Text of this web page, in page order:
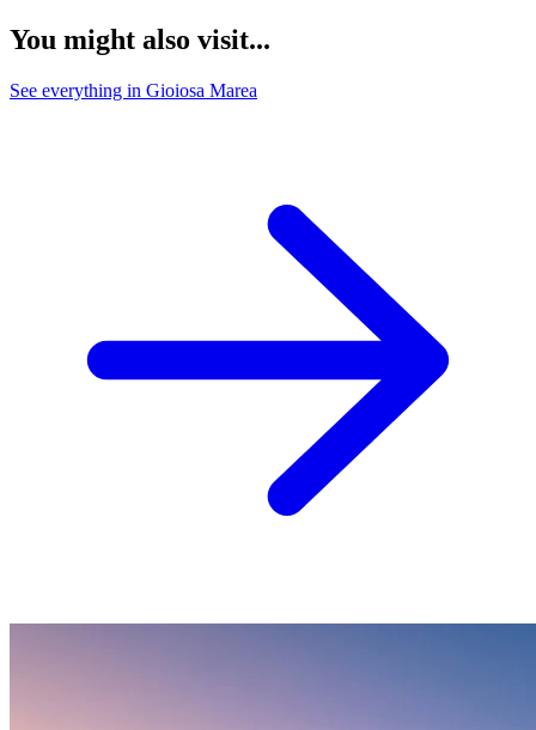
You might also visit...
See everything in Gioiosa Marea